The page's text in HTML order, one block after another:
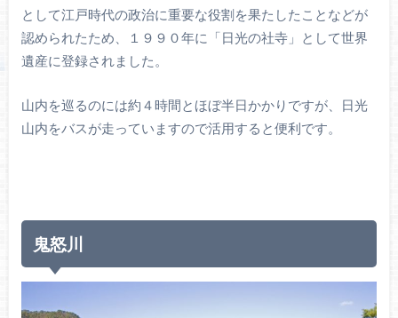
として江戸時代の政治に重要な役割を果たしたことなどが
認められたため、１９９０年に「日光の社寺」として世界
遺産に登録されました。
山内を巡るのには約４時間とほぼ半日かかりですが、日光
山内をバスが走っていますので活用すると便利です。
鬼怒川